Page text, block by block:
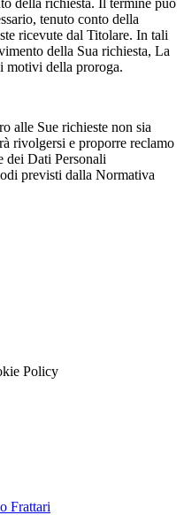
tenuto conto della
ricevute dal Titolare. In tali
della Sua richiesta, La
motivi della proroga.
alle Sue richieste non sia
rivolgersi e proporre reclamo
dei Dati Personali
previsti dalla Normativa
Policy
Frattari